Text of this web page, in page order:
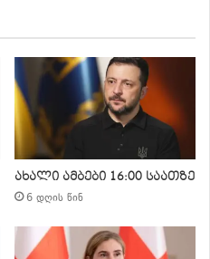
ახალი ამბები 16:00 საათზე
6 დღის წინ